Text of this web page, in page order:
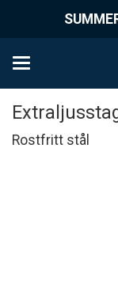
Rostfritt stål